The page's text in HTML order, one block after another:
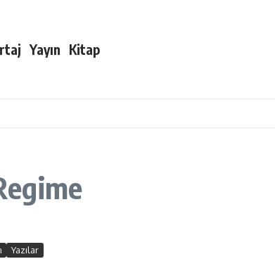
Yayın Kitap
Yazılar